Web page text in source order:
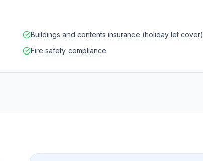
Buildings and contents insurance (holiday let cover)
Fire safety compliance